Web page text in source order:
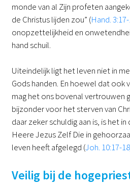
monde van al Zijn profeten
de Christus lijden zou” (Hand.
onopzettelijkheid en
hand schuil.
Uiteindelijk ligt het leven niet in
Gods handen. En hoewel dat ook
mag het ons bovenal vertrouwen
bijzonder voor het sterven van
daar zeker schuldig aan is, is het
Heere Jezus Zelf Die in
leven heeft afgelegd (Joh. 10:17-18
Veilig bij de